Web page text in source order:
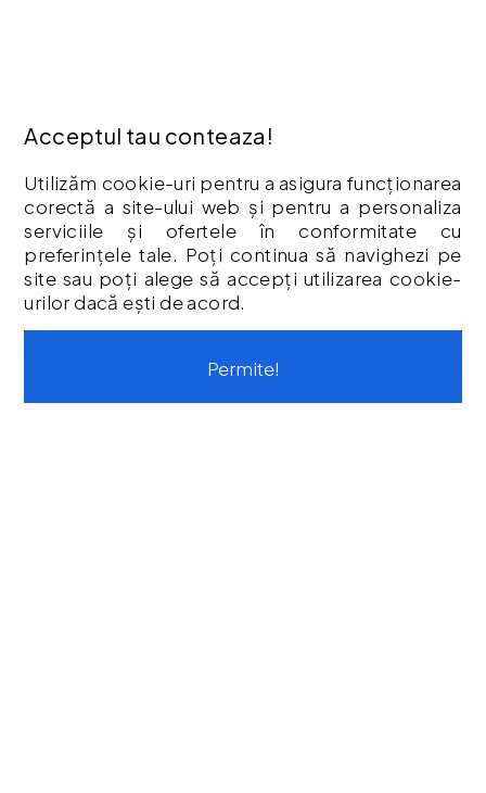
Acceptul tau conteaza!
Utilizăm cookie-uri pentru a asigura funcționarea
corectă a site-ului web și pentru a personaliza
serviciile și ofertele în conformitate cu
preferințele tale. Poți continua să navighezi pe
site sau poți alege să accepți utilizarea cookie-
urilor dacă ești de acord.
Permite!
Termeni & Condiții
Istoric comenzi
CONTUL MEU
Contul meu
Istoric comenzi
Listă Favorite